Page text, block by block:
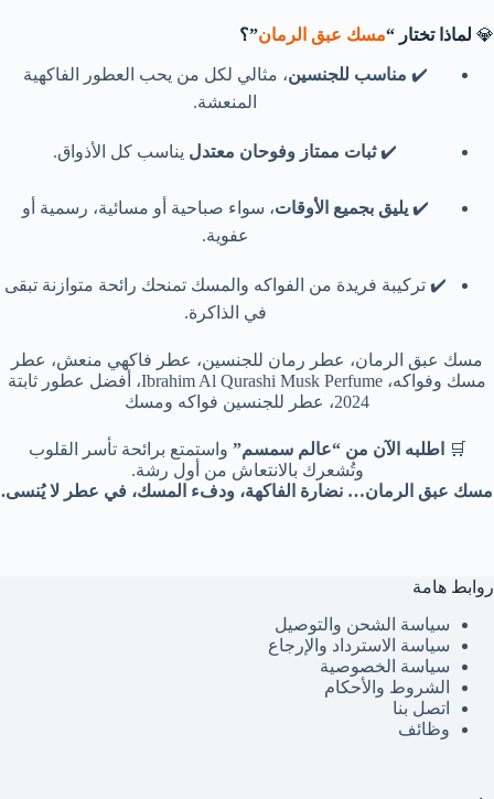
💎 لماذا تختار “مسك عبق الرمان”؟
✔️ مناسب للجنسين، مثالي لكل من يحب العطور الفاكهية
المنعشة.
✔️ثبات ممتاز وفوحان معتدل يناسب كل الأذواق.
✔️يليق بجميع الأوقات، سواء صباحية أو مسائية، رسمية أو
عفوية.
✔️ تركيبة فريدة من الفواكه والمسك تمنحك رائحة متوازنة تبقى
في الذاكرة.
مسك عبق الرمان، عطر رمان للجنسين، عطر فاكهي منعش، عطر
مسك وفواكه، Ibrahim Al Qurashi Musk Perfume، أفضل عطور ثابتة
2024، عطر للجنسين فواكه ومسك
🛒 اطلبه الآن من “عالم سمسم” واستمتع برائحة تأسر القلوب
وتُشعرك بالانتعاش من أول رشة.
مسك عبق الرمان… نضارة الفاكهة، ودفء المسك، في عطر لا يُنسى.
روابط هامة
سياسة الشحن والتوصيل
سياسة الاسترداد والإرجاع
سياسة الخصوصية
الشروط والأحكام
اتصل بنا
وظائف